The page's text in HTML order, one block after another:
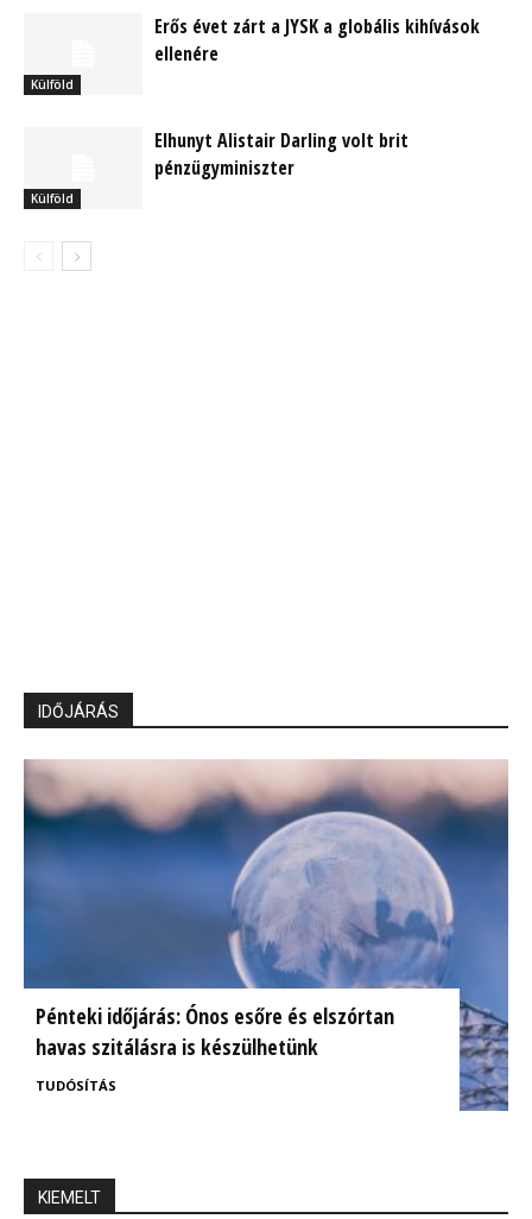
Külföld
Erős évet zárt a JYSK a globális kihívások
ellenére
Külföld
Elhunyt Alistair Darling volt brit
pénzügyminiszter
IDŐJÁRÁS
Pénteki időjárás: Ónos esőre és elszórtan
havas szitálásra is készülhetünk
TUDÓSÍTÁS
KIEMELT